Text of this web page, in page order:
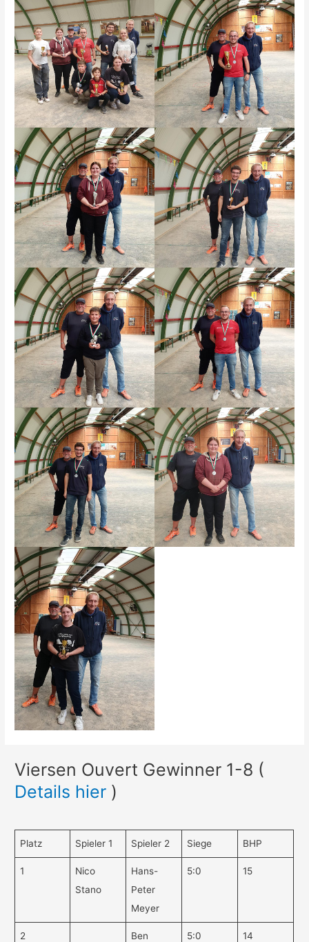
Viersen Ouvert Gewinner 1-8 (
Details hier )
Platz Spieler 1 Spieler 2 Siege BHP
1
Nico
Stano
Hans-
Peter
Meyer
5:0 15
2
Ben
5:0 14